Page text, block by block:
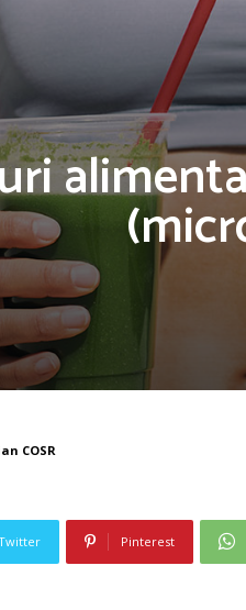
COSR
Pinterest